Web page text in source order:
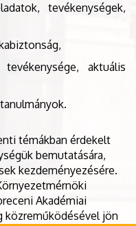
tevékenységek,
aktuális
témákban érdekelt
bemutatására,
kezdeményezésére.
Akadémiai
közreműködésével jön